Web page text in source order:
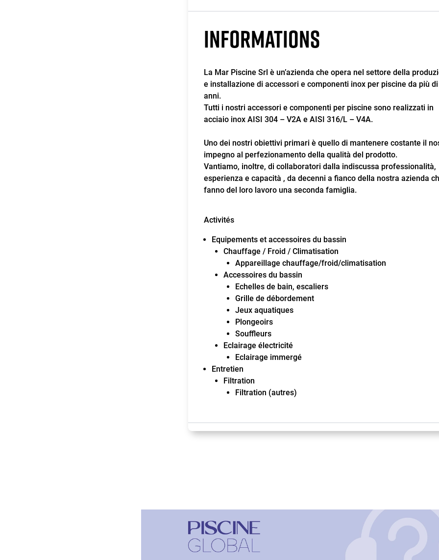
INFORMATIONS
La Mar Piscine Srl è un’azienda che opera nel settore della
e installazione di accessori e componenti inox per piscine da più
anni.
Tutti i nostri accessori e componenti per piscine sono realizzati in
acciaio inox AISI 304 – V2A e AISI 316/L – V4A.
Uno dei nostri obiettivi primari è quello di mantenere costante il
impegno al perfezionamento della qualità del prodotto.
Vantiamo, inoltre, di collaboratori dalla indiscussa professionalità,
esperienza e capacità , da decenni a fianco della nostra azienda
fanno del loro lavoro una seconda famiglia.
Activités
Equipements et accessoires du bassin
Chauffage / Froid / Climatisation
Appareillage chauffage/froid/climatisation
Accessoires du bassin
Echelles de bain, escaliers
Grille de débordement
Jeux aquatiques
Plongeoirs
Souffleurs
Eclairage électricité
Eclairage immergé
Entretien
Filtration
Filtration (autres)